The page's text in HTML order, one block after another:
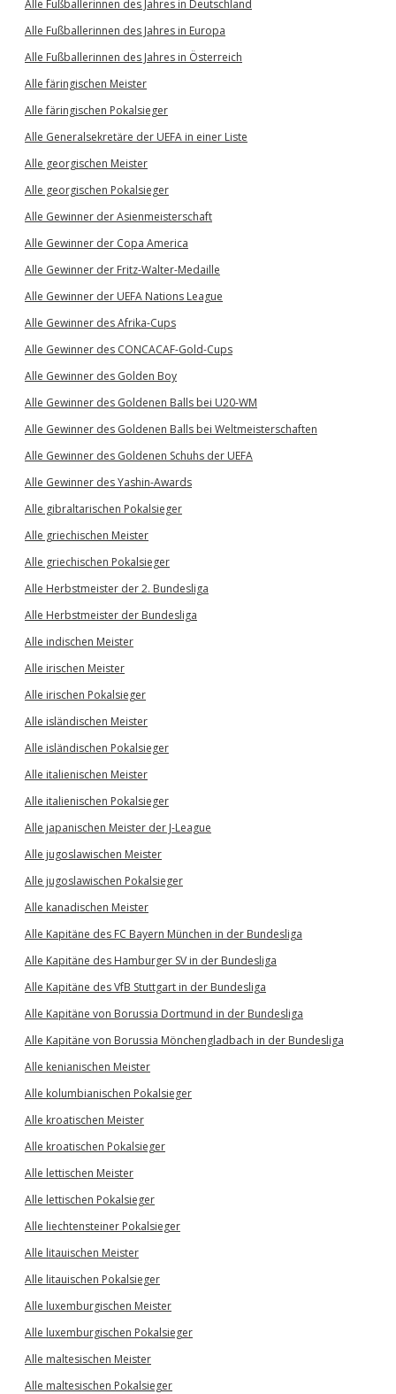
Alle Fußballerinnen des Jahres in Deutschland
Alle Fußballerinnen des Jahres in Europa
Alle Fußballerinnen des Jahres in Österreich
Alle färingischen Meister
Alle färingischen Pokalsieger
Alle Generalsekretäre der UEFA in einer Liste
Alle georgischen Meister
Alle georgischen Pokalsieger
Alle Gewinner der Asienmeisterschaft
Alle Gewinner der Copa America
Alle Gewinner der Fritz-Walter-Medaille
Alle Gewinner der UEFA Nations League
Alle Gewinner des Afrika-Cups
Alle Gewinner des CONCACAF-Gold-Cups
Alle Gewinner des Golden Boy
Alle Gewinner des Goldenen Balls bei U20-WM
Alle Gewinner des Goldenen Balls bei Weltmeisterschaften
Alle Gewinner des Goldenen Schuhs der UEFA
Alle Gewinner des Yashin-Awards
Alle gibraltarischen Pokalsieger
Alle griechischen Meister
Alle griechischen Pokalsieger
Alle Herbstmeister der 2. Bundesliga
Alle Herbstmeister der Bundesliga
Alle indischen Meister
Alle irischen Meister
Alle irischen Pokalsieger
Alle isländischen Meister
Alle isländischen Pokalsieger
Alle italienischen Meister
Alle italienischen Pokalsieger
Alle japanischen Meister der J-League
Alle jugoslawischen Meister
Alle jugoslawischen Pokalsieger
Alle kanadischen Meister
Alle Kapitäne des FC Bayern München in der Bundesliga
Alle Kapitäne des Hamburger SV in der Bundesliga
Alle Kapitäne des VfB Stuttgart in der Bundesliga
Alle Kapitäne von Borussia Dortmund in der Bundesliga
Alle Kapitäne von Borussia Mönchengladbach in der Bundesliga
Alle kenianischen Meister
Alle kolumbianischen Pokalsieger
Alle kroatischen Meister
Alle kroatischen Pokalsieger
Alle lettischen Meister
Alle lettischen Pokalsieger
Alle liechtensteiner Pokalsieger
Alle litauischen Meister
Alle litauischen Pokalsieger
Alle luxemburgischen Meister
Alle luxemburgischen Pokalsieger
Alle maltesischen Meister
Alle maltesischen Pokalsieger